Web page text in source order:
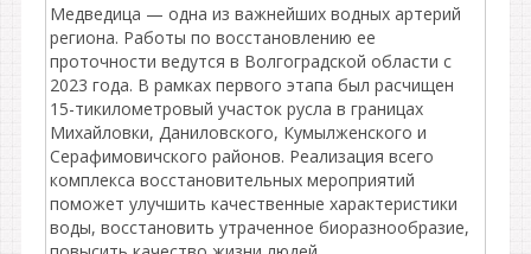
Медведица — одна из важнейших водных артерий
региона. Работы по восстановлению ее
проточности ведутся в Волгоградской области с
2023 года. В рамках первого этапа был расчищен
15-тикилометровый участок русла в границах
Михайловки, Даниловского, Кумылженского и
Серафимовичского районов. Реализация всего
комплекса восстановительных мероприятий
поможет улучшить качественные характеристики
воды, восстановить утраченное биоразнообразие,